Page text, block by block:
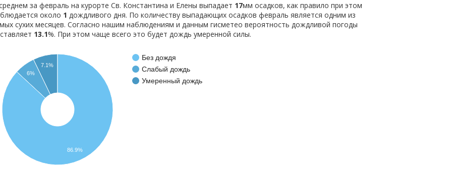
за февраль на курорте Св. Константина и Елены выпадает 17мм осадков, как правило при этом
около 1 дождливого дня. По количеству выпадающих осадков февраль является одним из
сухих месяцев. Согласно нашим наблюдениям и данным гисметео вероятность дождливой погоды
13.1%. При этом чаще всего это будет дождь умеренной силы.
Без дождя
Слабый дождь
Умеренный дождь
7.1%
6%
86.9%